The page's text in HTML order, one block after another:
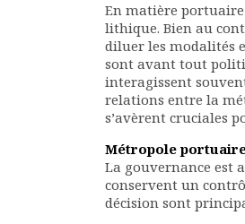
En matière
lithique. Bien au
diluer les modalités
sont avant tout
interagissent
relations entre la
s’avèrent cruciales
Métropole
La gouvernance est
conservent un
décision sont